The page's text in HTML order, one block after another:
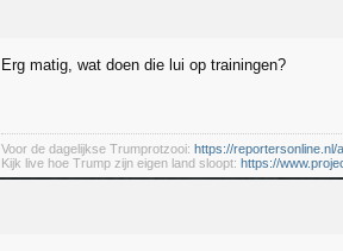
Erg matig, wat doen die lui op trainingen?
Voor de dagelijkse Trumprotzooi: https://reportersonline.nl/
Kijk live hoe Trump zijn eigen land sloopt: https://